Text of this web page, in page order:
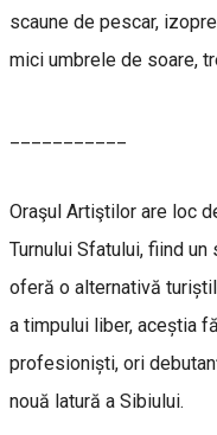
scaune de pescar,
mici umbrele de soare,
Oraşul Artiştilor are loc
Turnului Sfatului, fiind
oferă o alternativă
a timpului liber, aceștia
profesioniști, ori
nouă latură a Sibiului.